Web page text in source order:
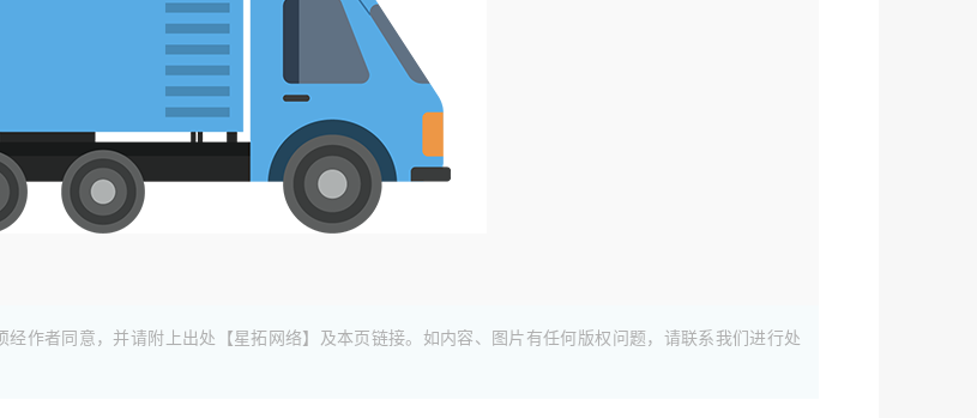
作者同意，并请附上出处【星拓网络】及本页链接。如内容、图片有任何版权问题，请联系我们进行处